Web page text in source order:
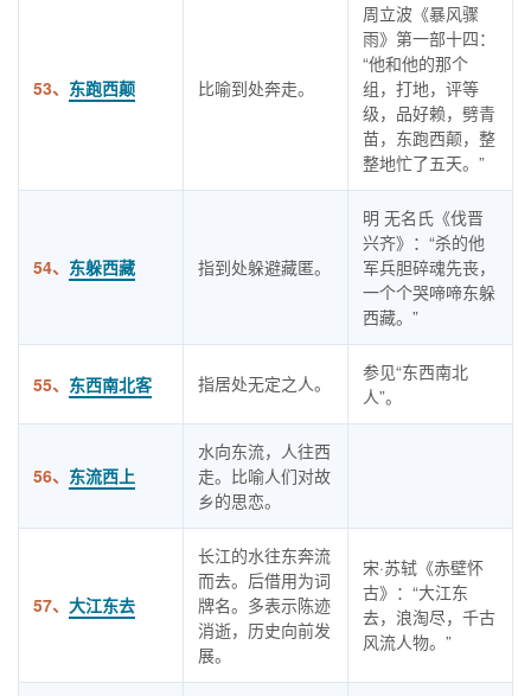
53、 东跑西颠 比喻到处奔走。
周立波《暴风骤
雨》第一部十四：
“他和他的那个
组，打地，评等
级，品好赖，劈青
苗，东跑西颠，整
整地忙了五天。”
54、 东躲西藏 指到处躲避藏匿。
明 无名氏《伐晋
兴齐》：“杀的他
军兵胆碎魂先丧，
一个个哭啼啼东躲
西藏。”
55、 东西南北客 指居处无定之人。
参见“东西南北
人”。
56、 东流西上
水向东流，人往西
走。比喻人们对故
乡的思恋。
57、 大江东去
长江的水往东奔流
而去。后借用为词
牌名。多表示陈迹
消逝，历史向前发
展。
宋·苏轼《赤壁怀
古》：“大江东
去，浪淘尽，千古
风流人物。”